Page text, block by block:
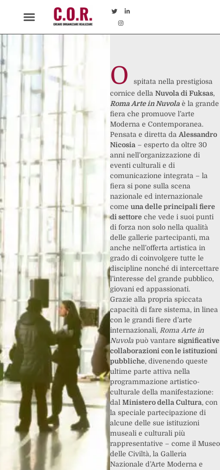
O
spitata nella prestigiosa
cornice della Nuvola di Fuksas,
Roma Arte in Nuvola è la grande
fiera che promuove l’arte
Moderna e Contemporanea.
Pensata e diretta da Alessandro
Nicosia – esperto da oltre 30
anni nell’organizzazione di
eventi culturali e di
comunicazione integrata – la
fiera si pone sulla scena
nazionale ed internazionale
come una delle principali fiere
di settore che vede i suoi punti
di forza non solo nella qualità
delle gallerie partecipanti, ma
anche nell’offerta artistica in
grado di coinvolgere tutte le
discipline nonché di intercettare
l’interesse del grande pubblico,
giovani ed appassionati.
Grazie alla propria spiccata
capacità di fare sistema, in linea
con le grandi fiere d’arte
internazionali, Roma Arte in
Nuvola può vantare significative
collaborazioni con le istituzioni
pubbliche, divenendo queste
ultime parte attiva nella
programmazione artistico-
culturale della manifestazione:
dal Ministero della Cultura, con
la speciale partecipazione di
alcune delle sue istituzioni
museali e culturali più
rappresentative – come il Museo
delle Civiltà, la Galleria
Nazionale d’Arte Moderna e